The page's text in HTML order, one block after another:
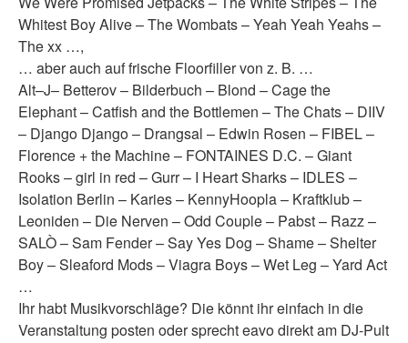
Whitest Boy Alive – The Wombats – Yeah Yeah Yeahs –
The xx …,
… aber auch auf frische Floorfiller von z. B. …
Alt–J– Betterov – Bilderbuch – Blond – Cage the
Elephant – Catfish and the Bottlemen – The Chats – DIIV
– Django Django – Drangsal – Edwin Rosen – FIBEL –
Florence + the Machine – FONTAINES D.C. – Giant
Rooks – girl in red – Gurr – I Heart Sharks – IDLES –
Isolation Berlin – Karies – KennyHoopla – Kraftklub –
Leoniden – Die Nerven – Odd Couple – Pabst – Razz –
SALÒ – Sam Fender – Say Yes Dog – Shame – Shelter
Boy – Sleaford Mods – Viagra Boys – Wet Leg – Yard Act
…
Ihr habt Musikvorschläge? Die könnt ihr einfach in die
Veranstaltung posten oder sprecht eavo direkt am DJ-Pult